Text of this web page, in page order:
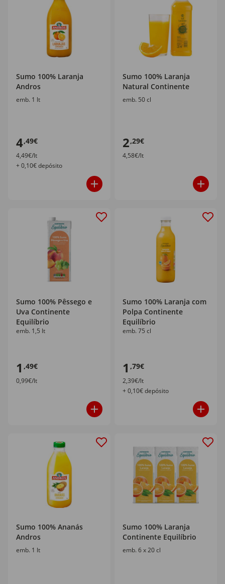
Sumo 100% Laranja
Andros
emb. 1 lt
4,49€
4,49€/lt
+ 0,10€ depósito
Sumo 100% Laranja
Natural Continente
emb. 50 cl
2,29€
4,58€/lt
Sumo 100% Pêssego e
Uva Continente
Equilíbrio
emb. 1,5 lt
1 ,49€
0,99€/lt
Sumo 100% Laranja com
Polpa Continente
Equilíbrio
emb. 75 cl
1 ,79€
2,39€/lt
+ 0,10€ depósito
Sumo 100% Ananás
Andros
emb. 1 lt
Sumo 100% Laranja
Continente Equilíbrio
emb. 6 x 20 cl